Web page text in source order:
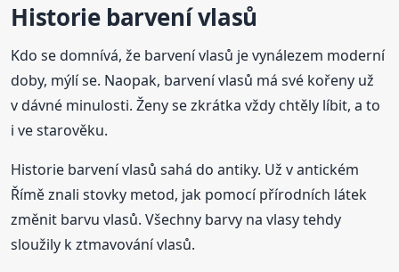
Historie barvení vlasů
Kdo se domnívá, že barvení vlasů je vynálezem moderní
doby, mýlí se. Naopak, barvení vlasů má své kořeny už
v dávné minulosti. Ženy se zkrátka vždy chtěly líbit, a to
i ve starověku.
Historie barvení vlasů sahá do antiky. Už v antickém
Římě znali stovky metod, jak pomocí přírodních látek
změnit barvu vlasů. Všechny barvy na vlasy tehdy
sloužily k ztmavování vlasů.